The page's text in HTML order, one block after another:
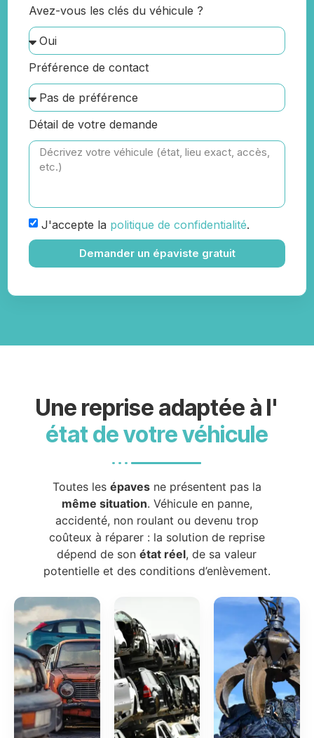
Avez-vous les clés du véhicule ?
Préférence de contact
Détail de votre demande
J'accepte la politique de confidentialité.
Demander un épaviste gratuit
Une reprise adaptée à l'
état de votre véhicule
Toutes les épavesne présentent pas la
même situation. Véhicule en panne,
accidenté, non roulant ou devenu trop
coûteux à réparer : la solution de reprise
dépend de sonétat réel, de sa valeur
potentielle et des conditions d’enlèvement.